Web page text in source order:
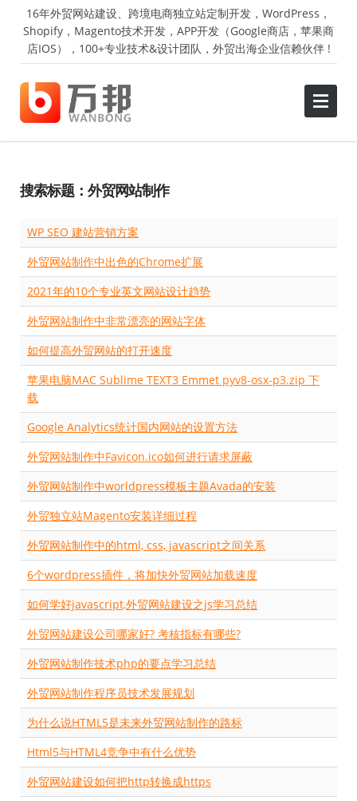
16年外贸网站建设、跨境电商独立站定制开发，WordPress，
Shopify，Magento技术开发，APP开发（Google商店，苹果商
店IOS），100+专业技术&设计团队，外贸出海企业信赖伙伴 !
搜索标题：外贸网站制作
WP SEO 建站营销方案
外贸网站制作中出色的Chrome扩展
2021年的10个专业英文网站设计趋势
外贸网站制作中非常漂亮的网站字体
如何提高外贸网站的打开速度
苹果电脑MAC Sublime TEXT3 Emmet pyv8-osx-p3.zip 下
载
Google Analytics统计国内网站的设置方法
外贸网站制作中Favicon.ico如何进行请求屏蔽
外贸网站制作中worldpress模板主题Avada的安装
外贸独立站Magento安装详细过程
外贸网站制作中的html, css, javascript之间关系
6个wordpress插件，将加快外贸网站加载速度
如何学好javascript,外贸网站建设之js学习总结
外贸网站建设公司哪家好? 考核指标有哪些?
外贸网站制作技术php的要点学习总结
外贸网站制作程序员技术发展规划
为什么说HTML5是未来外贸网站制作的路标
Html5与HTML4竞争中有什么优势
外贸网站建设如何把http转换成https